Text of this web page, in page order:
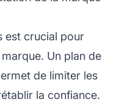
est crucial pour
Un plan de
de limiter les
la confiance.